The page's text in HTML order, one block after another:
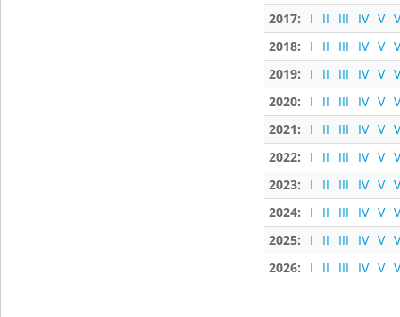
2017:
I II III IV V
2018:
I II III IV V
2019:
I II III IV V
2020:
I II III IV V
2021:
I II III IV V
2022:
I II III IV V
2023:
I II III IV V
2024:
I II III IV V
2025:
I II III IV V
2026:
I II III IV V